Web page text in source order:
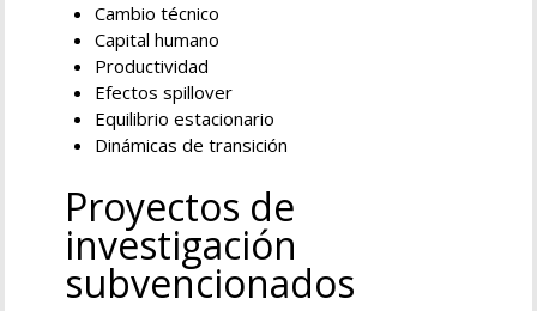
Cambio técnico
Capital humano
Productividad
Efectos spillover
Equilibrio estacionario
Dinámicas de transición
Proyectos de
investigación
subvencionados